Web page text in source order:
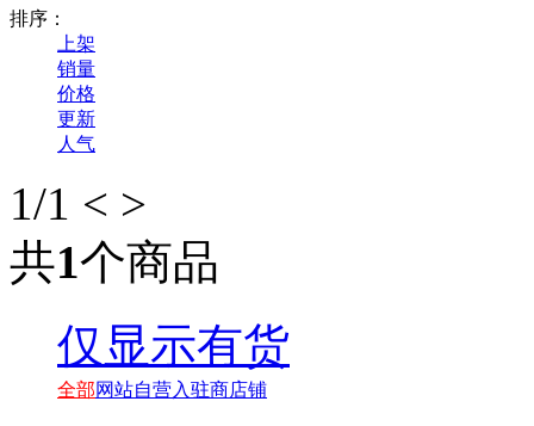
排序：
上架
销量
价格
更新
人气
1/1 < >
共1个商品
仅显示有货
全部网站自营入驻商店铺